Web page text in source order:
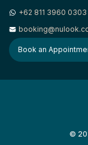
+62 811 3960 0303
Book an
©